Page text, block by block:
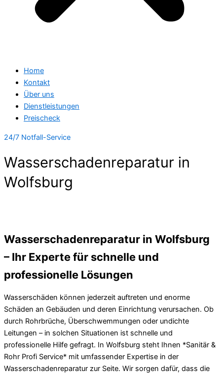
Home
Kontakt
Über uns
Dienstleistungen
Preischeck
24/7 Notfall-Service
Wasserschadenreparatur in
Wolfsburg
Wasserschadenreparatur in Wolfsburg
– Ihr Experte für schnelle und
professionelle Lösungen
Wasserschäden können jederzeit auftreten und enorme
Schäden an Gebäuden und deren Einrichtung verursachen. Ob
durch Rohrbrüche, Überschwemmungen oder undichte
Leitungen – in solchen Situationen ist schnelle und
professionelle Hilfe gefragt. In Wolfsburg steht Ihnen *Sanitär &
Rohr Profi Service* mit umfassender Expertise in der
Wasserschadenreparatur zur Seite. Wir sorgen dafür, dass die